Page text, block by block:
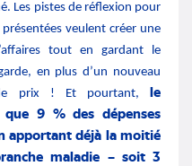
Les pistes de réflexion pour
veulent créer une
tout en gardant le
en plus d’un nouveau
prix ! Et pourtant, le
9 % des dépenses
apportant déjà la moitié
maladie – soit 3